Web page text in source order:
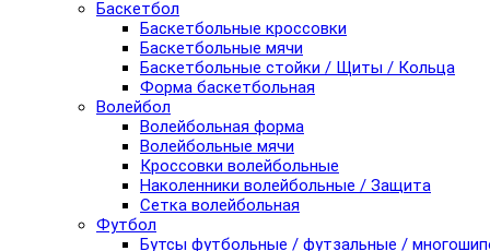
Баскетбол
Баскетбольные кроссовки
Баскетбольные мячи
Баскетбольные стойки / Щиты / Кольца
Форма баскетбольная
Волейбол
Волейбольная форма
Волейбольные мячи
Кроссовки волейбольные
Наколенники волейбольные / Защита
Сетка волейбольная
Футбол
Бутсы футбольные / футзальные /